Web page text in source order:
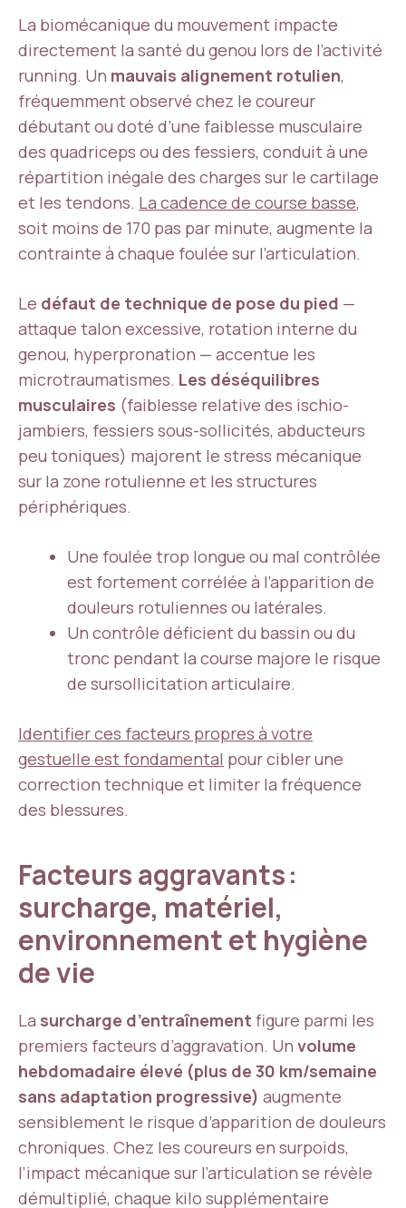
La biomécanique du mouvement impacte
directement la santé du genou lors de l’activité
running. Un mauvais alignement rotulien,
fréquemment observé chez le coureur
débutant ou doté d’une faiblesse musculaire
des quadriceps ou des fessiers, conduit à une
répartition inégale des charges sur le cartilage
et les tendons. La cadence de course basse,
soit moins de 170 pas par minute, augmente la
contrainte à chaque foulée sur l’articulation.
Le défaut de technique de pose du pied —
attaque talon excessive, rotation interne du
genou, hyperpronation — accentue les
microtraumatismes. Les déséquilibres
musculaires (faiblesse relative des ischio-
jambiers, fessiers sous-sollicités, abducteurs
peu toniques) majorent le stress mécanique
sur la zone rotulienne et les structures
périphériques.
Une foulée trop longue ou mal contrôlée
est fortement corrélée à l’apparition de
douleurs rotuliennes ou latérales.
Un contrôle déficient du bassin ou du
tronc pendant la course majore le risque
de sursollicitation articulaire.
Identifier ces facteurs propres à votre
gestuelle est fondamental pour cibler une
correction technique et limiter la fréquence
des blessures.
Facteurs aggravants :
surcharge, matériel,
environnement et hygiène
de vie
La surcharge d’entraînement figure parmi les
premiers facteurs d’aggravation. Un volume
hebdomadaire élevé (plus de 30 km/semaine
sans adaptation progressive) augmente
sensiblement le risque d’apparition de douleurs
chroniques. Chez les coureurs en surpoids,
l’impact mécanique sur l’articulation se révèle
démultiplié, chaque kilo supplémentaire